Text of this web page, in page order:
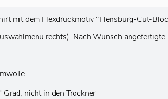
mit dem Flexdruckmotiv "Flensburg-Cut-
rechts). Nach Wunsch
nicht in den Trockner